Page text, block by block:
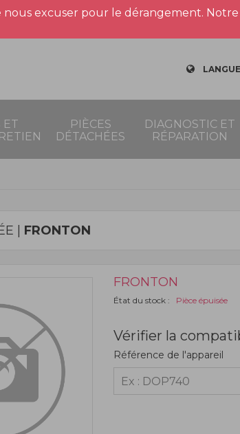
excuser pour le dérangement.
ET
PIÈCES
DÉTACHÉES
DIAGNOSTIC ET
RÉPARATION
| FRONTON
FRONTON
État du stock : Pièce épuisée
Vérifier la
Référence de l'appareil